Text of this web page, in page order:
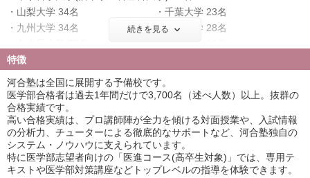
山梨大学 34名
千葉大学 23名
九州大学 34名
東北大学 28名
北海道大学 21名
横浜市立大学 17名
奈良県立医科大学 35名
筑波大学 43名
名古屋市立大学 45名
岡山大学 17名
信州大学 29名
金沢大学 16名
新潟大学 28名
浜松医科大学 50名
三重大学 43名
滋賀医科大学 21名
長崎大学 17名
続きを見る
特徴
河合塾は全国に展開する予備校です。
医学部合格者は過去1年間だけで3,700名（述べ人数）以上。抜群の
合格実績です。
高い合格実績は、プロ講師陣が全力を傾ける対面授業や、入試情報
の分析力、チューターによる徹底的なサポートなど、河合塾独自の
システム・ノウハウに支えられています。
特に医学部志望者向けの「医進コース(高卒生対象)」では、専用テ
キストや医学部対策講座などトップレベルの指導を体験できます。